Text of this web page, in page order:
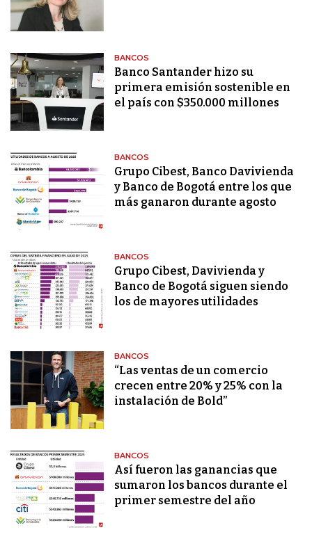
BANCOS
Banco Santander hizo su
primera emisión sostenible en
el país con $350.000 millones
BANCOS
Grupo Cibest, Banco Davivienda
y Banco de Bogotá entre los que
más ganaron durante agosto
BANCOS
Grupo Cibest, Davivienda y
Banco de Bogotá siguen siendo
los de mayores utilidades
BANCOS
“Las ventas de un comercio
crecen entre 20% y 25% con la
instalación de Bold”
BANCOS
Así fueron las ganancias que
sumaron los bancos durante el
primer semestre del año